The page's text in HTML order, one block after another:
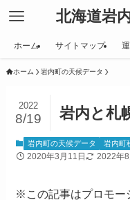
北海道岩
ホーム サイトマップ
ホーム 岩内町の天候データ
岩内と札
2022
8/19
岩内町の天候データ 岩内町
2020年3月11日 2022年
※この記事はプロモー